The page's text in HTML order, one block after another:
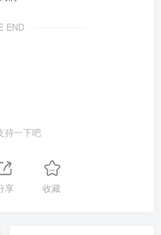
END
持一下吧
享 收藏